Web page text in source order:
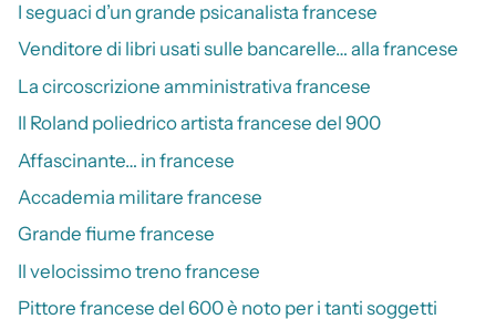
I seguaci d’un grande psicanalista francese
Venditore di libri usati sulle bancarelle… alla francese
La circoscrizione amministrativa francese
Il Roland poliedrico artista francese del 900
Affascinante… in francese
Accademia militare francese
Grande fiume francese
Il velocissimo treno francese
Pittore francese del 600 è noto per i tanti soggetti